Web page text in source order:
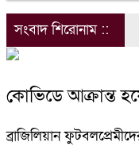
সংবাদ শিরোনাম ::
কোভিডে আক্রান্ত
ব্রাজিলিয়ান